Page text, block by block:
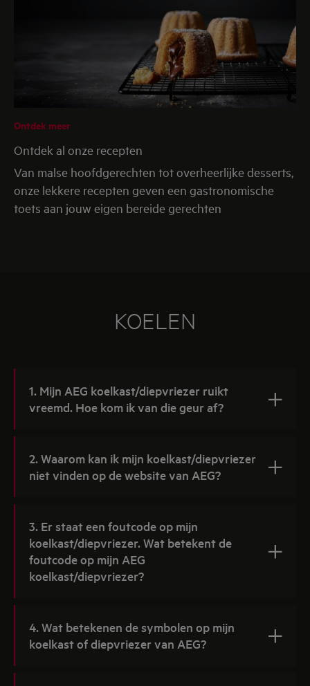
Ontdek meer
Ontdek al onze recepten
Van malse hoofdgerechten tot overheerlijke desserts,
onze lekkere recepten geven een gastronomische
toets aan jouw eigen bereide gerechten
KOELEN
1. Mijn AEG koelkast/diepvriezer ruikt
vreemd. Hoe kom ik van die geur af?
2. Waarom kan ik mijn koelkast/diepvriezer
niet vinden op de website van AEG?
3. Er staat een foutcode op mijn
koelkast/diepvriezer. Wat betekent de
foutcode op mijn AEG
koelkast/diepvriezer?
4. Wat betekenen de symbolen op mijn
koelkast of diepvriezer van AEG?